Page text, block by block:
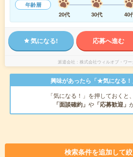
年齢層
20代
30代 40
気になる! 応募へ進む
派遣会社 株式会社ウィルオブ・ワ
興味があったら「★気になる！
「気になる！」を押しておくと
「面談確約」 や 「応募歓迎」
検索条件を追加して